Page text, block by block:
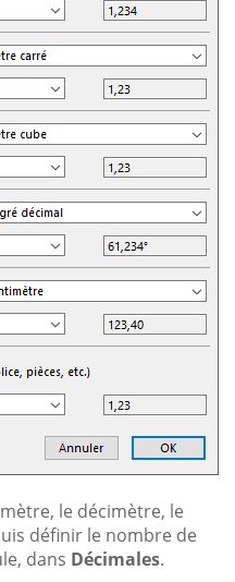
le décimètre, le
définir le nombre de
dans Décimales.